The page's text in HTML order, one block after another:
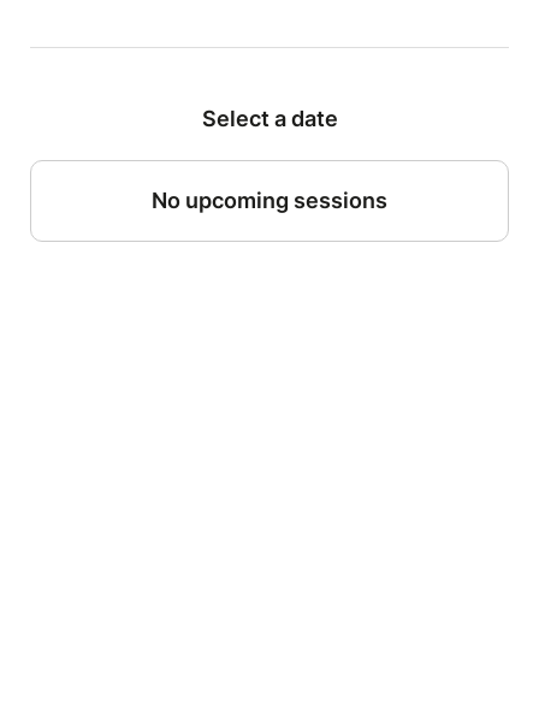
Select a date
No upcoming sessions